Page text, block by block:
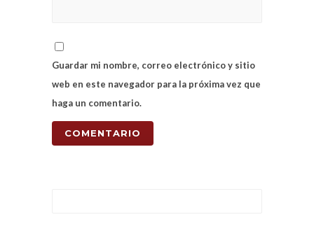
Guardar mi nombre, correo electrónico y sitio
web en este navegador para la próxima vez que
haga un comentario.